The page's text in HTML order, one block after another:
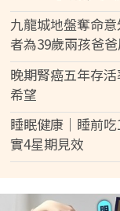
九龍城地盤奪命
者為39歲兩孩爸
晚期腎癌五年存
希望
睡眠健康｜睡前
實4星期見效